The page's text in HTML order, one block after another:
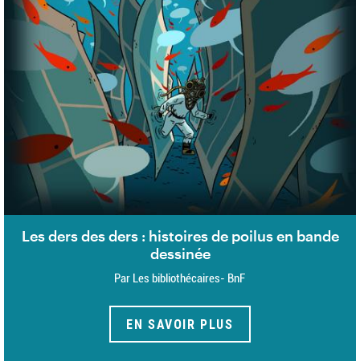
Les ders des ders : histoires de poilus en bande
dessinée
Par Les bibliothécaires- BnF
EN SAVOIR PLUS